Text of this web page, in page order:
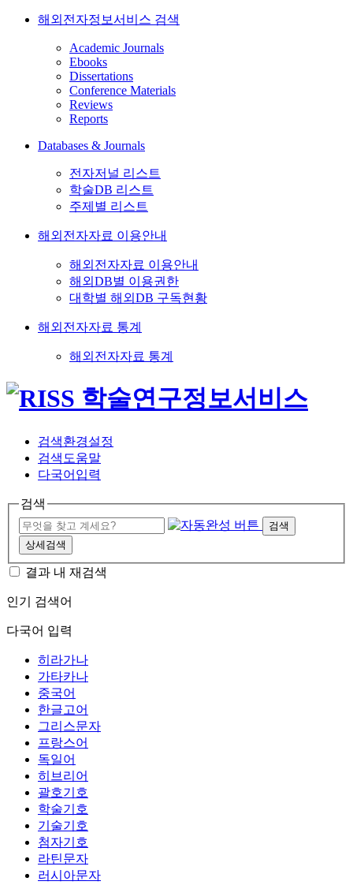
해외전자정보서비스 검색
Academic Journals
Ebooks
Dissertations
Conference Materials
Reviews
Reports
Databases & Journals
전자저널 리스트
학술DB 리스트
주제별 리스트
해외전자자료 이용안내
해외전자자료 이용안내
해외DB별 이용권한
대학별 해외DB 구독현황
해외전자자료 통계
해외전자자료 통계
검색환경설정
검색도움말
다국어입력
검색
검색
상세검색
결과 내 재검색
인기 검색어
다국어 입력
히라가나
가타카나
중국어
한글고어
그리스문자
프랑스어
독일어
히브리어
괄호기호
학술기호
기술기호
첨자기호
라틴문자
러시아문자